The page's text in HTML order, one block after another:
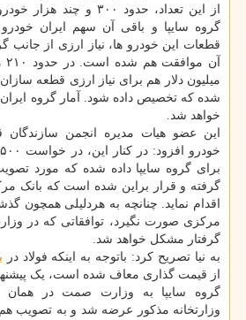
از این تعداد، حدود ۳۰۰
گروه سایپا و باقی آن سهم ایران خودرو
قطعات این خودرو ها، نیاز ارزی از جانب
آن موافقت هم شده است. در حدود ۲۱۰ میلیون
میلیون دلار هم برای نیاز ارزی قطعه
شده که تخصیص داده شود. آمار گروه ایران
خواهد شد.
این عضو هیات مدیره انجمن
برای گروه سایپا داده شده که مورد
گرفته و قرار براین شده است که بانک
اقدام نماید. چنانچه به هردلیلی همچون
مرکزی صورت نگیرد، توافقاتی که در
گرفتار مشکل خواهد شد.
به نیا تصریح کرد: باتوجه به اینکه فولاد در
از قیمت گذاری معاف شده است، یک
گروه سایپا به وزارت صمت در همان
وزارتخانه مذکور عرضه شد و به تصویب